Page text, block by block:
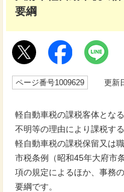
要綱
ページ番号1009629 更新
軽自動車税の課税客体とな
不明等の理由により課税す
軽自動車税の課税保留又は
市税条例（昭和45年大府市
項の規定によるほか、事務
要綱です。